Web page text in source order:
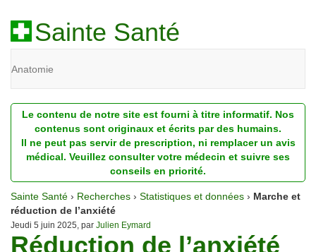
Sainte Santé
Anatomie
Diagnostic
Dossiers
Homéopathie
Nutrition
Pathologie
Le contenu de notre site est fourni à titre informatif. Nos
contenus sont originaux et écrits par des humains.
Il ne peut pas servir de prescription, ni remplacer un avis
médical. Veuillez consulter votre médecin et suivre ses
conseils en priorité.
Sainte Santé › Recherches › Statistiques et données › Marche et
réduction de l’anxiété
Jeudi 5 juin 2025, par Julien Eymard
Réduction de l’anxiété